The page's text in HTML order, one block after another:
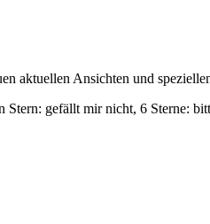
aktuellen Ansichten und
gefällt mir nicht, 6 Sterne: